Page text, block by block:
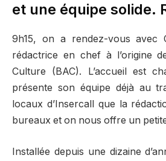
et une équipe solide.
9h15, on a rendez-vous avec
rédactrice en chef à l’origine
Culture (BAC). L’accueil est
présente son équipe déjà au
locaux d’Insercall que la
bureaux et on nous offre un
Installée depuis une dizaine